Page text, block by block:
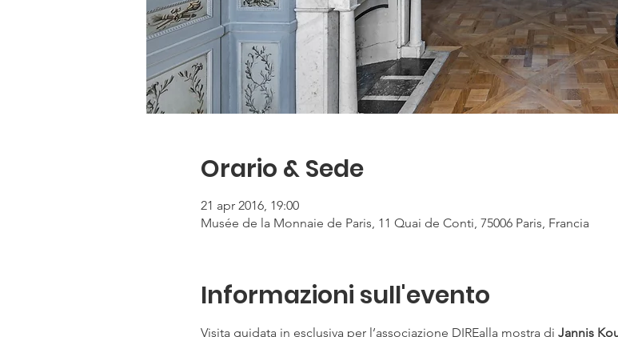
Orario & Sede
21 apr 2016, 19:00
Musée de la Monnaie de Paris, 11 Quai de Conti, 75006 Paris, Francia
Informazioni sull'evento
Visita guidata in esclusiva per l’associazione DIREalla mostra di Jannis